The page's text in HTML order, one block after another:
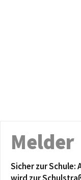
Melder
Sicher zur